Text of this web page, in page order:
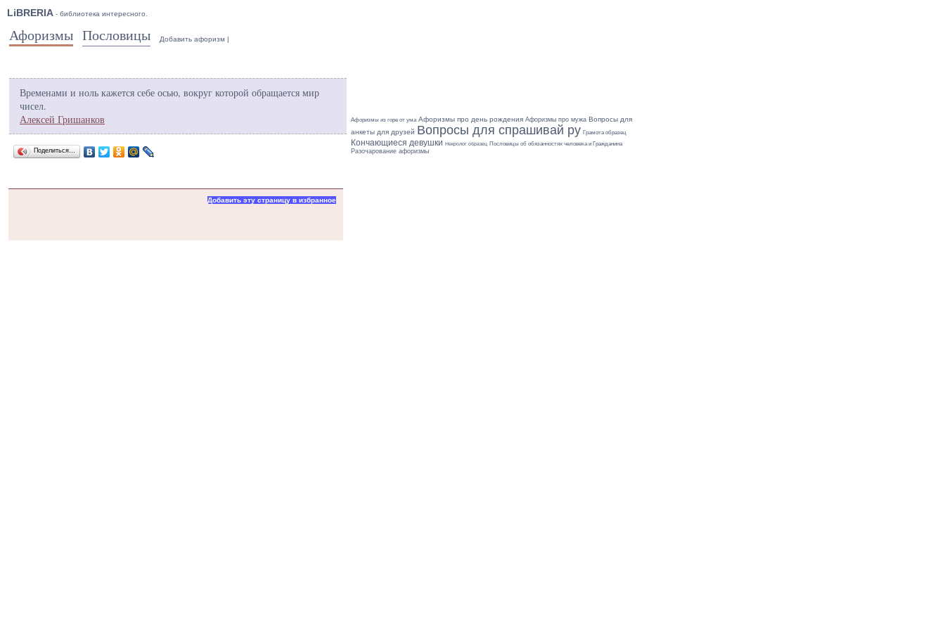
LiBRERIA - библиотека интересного.
Афоризмы Пословицы Добавить афоризм |
Временами и ноль кажется себе осью, вокруг которой обращается мир
чисел.
Алексей Гришанков
Поделиться…
Афоризмы из горе от ума Афоризмы про день рождения Афоризмы про мужа Вопросы для
анкеты для друзей Вопросы для спрашивай ру Грамота образец
Кончающиеся девушки Некролог образец Пословицы об обязанностях человека и Гражданина
Разочарование афоризмы
Добавить эту страницу в избранное